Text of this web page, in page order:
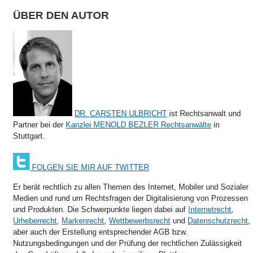
ÜBER DEN AUTOR
DR. CARSTEN ULBRICHT ist Rechtsanwalt und
Partner bei der Kanzlei MENOLD BEZLER Rechtsanwälte in
Stuttgart.
FOLGEN SIE MIR AUF TWITTER
Er berät rechtlich zu allen Themen des Internet, Mobiler und Sozialer
Medien und rund um Rechtsfragen der Digitalisierung von Prozessen
und Produkten. Die Schwerpunkte liegen dabei auf Internetrecht
Urheberrecht
Markenrecht ,Wettbewerbsrecht und Datenschutzrecht
aber auch der Erstellung entsprechender AGB bzw.
Nutzungsbedingungen und der Prüfung der rechtlichen Zulässigkeit